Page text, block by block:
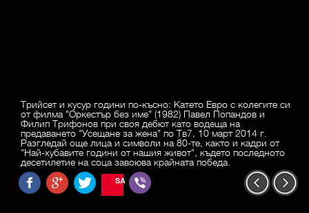
Трийсет и кусур години по-късно: Катето Евро с колегите си
от филма "Оркестър без име" (1982) Павел Попандов и
Филип Трифонов при своя дебют като водеща на
предаването "Усещане за жена" по Тв7, 10 март 2014 г.
Разгледай още лица и символи на 80-те, както и кадри от
"Най-хубавите години от нашия живот", където последното
десетилетие на соца завоюва крайната победа.
SAVE